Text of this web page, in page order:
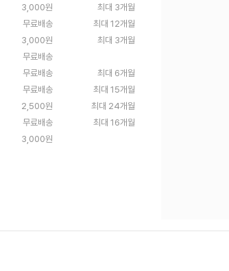
3,000원
최대 3개월
무료배송 최대 12개월
3,000원 최대 3개월
무료배송
무료배송 최대 6개월
빠
배
송
무료배송 최대 15개월
빠
배
송
2,500원 최대 24개월
빠
배
무료배송
최대 16개월
3,000원